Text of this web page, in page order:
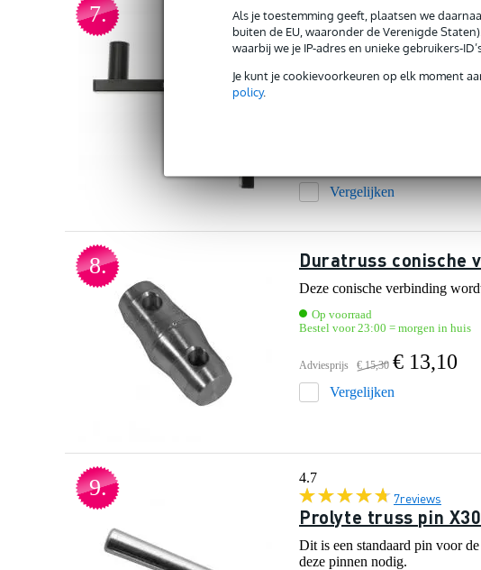
Als je toestemming geeft, plaatsen we
buiten de EU, waaronder de Verenigde
waarbij we je IP-adres en unieke gebruikers-
Je kunt je cookievoorkeuren op elk moment
policy.
7. 4reviews
Innox DJ-TRUSS
Met de Innox DJ-TRUSS AD-
woonkamer, hobbykamer of
Vergelijken
8. Duratruss conische
Deze conische verbinding
Op voorraad
Bestel voor 23:00 = morgen in huis
Adviesprijs € 15,30 € 13,10
Vergelijken
9. 4.7
7reviews
Prolyte truss pin
Dit is een standaard pin voor
deze pinnen nodig.